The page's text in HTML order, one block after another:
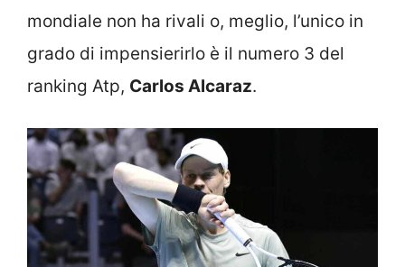
mondiale non ha rivali o, meglio, l’unico in
grado di impensierirlo è il numero 3 del
ranking Atp, Carlos Alcaraz.